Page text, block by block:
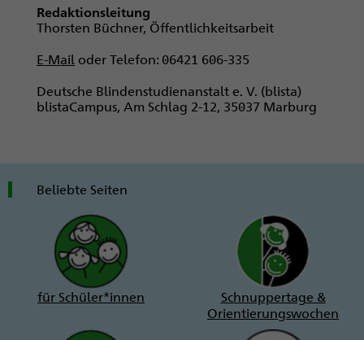
Redaktionsleitung
Thorsten Büchner, Öffentlichkeitsarbeit
E-Mail oder Telefon: 06421 606-335
Deutsche Blindenstudienanstalt e. V. (blista)
blistaCampus, Am Schlag 2-12, 35037 Marburg
Beliebte Seiten
für Schüler*innen
Schnuppertage &
Orientierungswochen